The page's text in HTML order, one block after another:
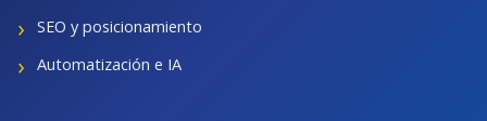
SEO y posicionamiento
Automatización e IA